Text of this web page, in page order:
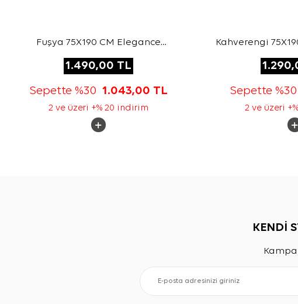
Fuşya 75X190 CM Elegance
1.490,00 TL
Sepette %30 1.043,00 TL
2 ve üzeri +% 20 indirim
Kahverengi
Sepette %30
2 ve üzeri
KENDİ